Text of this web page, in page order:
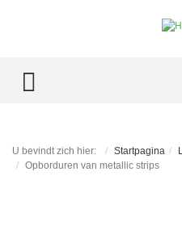
TOGGLE
U bevindt zich hier: Startpagina
Opborduren van metallic strips